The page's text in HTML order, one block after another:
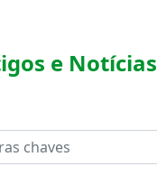
e Notícias